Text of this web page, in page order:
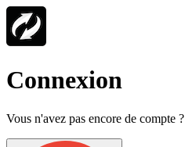
Connexion
Vous n'avez pas encore de compte ?